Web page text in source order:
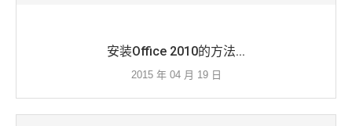
安装Office 2010的方法...
2015 年 04 月 19 日